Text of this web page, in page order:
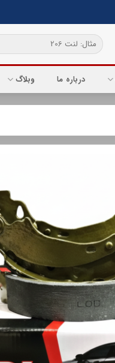
جستجو
برای:
درباره ما وبلاگ